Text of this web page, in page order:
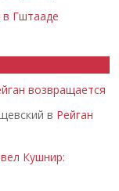
в Гштааде
возвращается
в Рейган
Кушнир: